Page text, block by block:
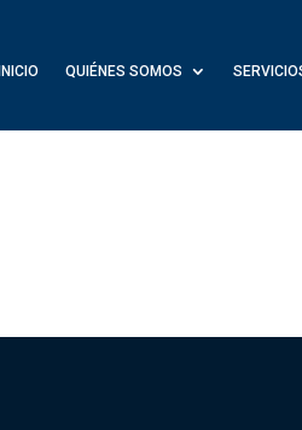
INICIO QUIÉNES SOMOS